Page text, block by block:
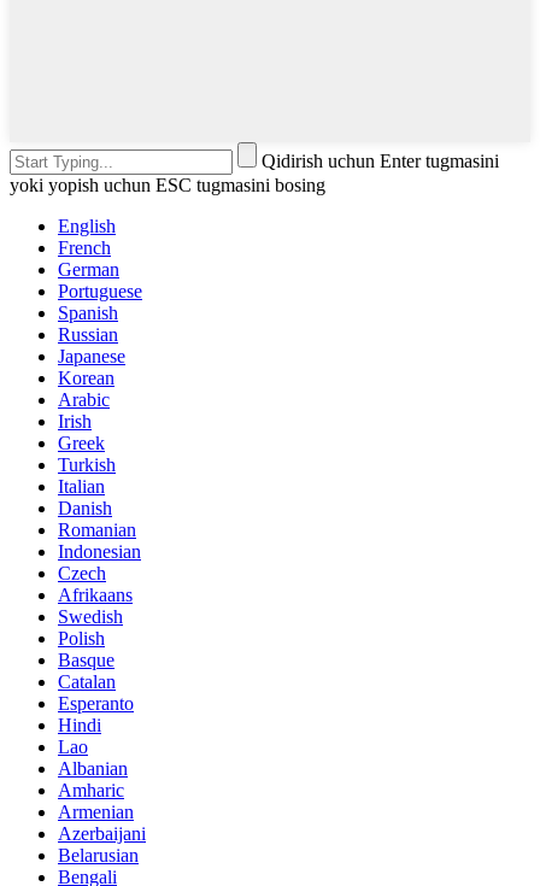
Qidirish uchun Enter tugmasini
yoki yopish uchun ESC tugmasini bosing
English
French
German
Portuguese
Spanish
Russian
Japanese
Korean
Arabic
Irish
Greek
Turkish
Italian
Danish
Romanian
Indonesian
Czech
Afrikaans
Swedish
Polish
Basque
Catalan
Esperanto
Hindi
Lao
Albanian
Amharic
Armenian
Azerbaijani
Belarusian
Bengali